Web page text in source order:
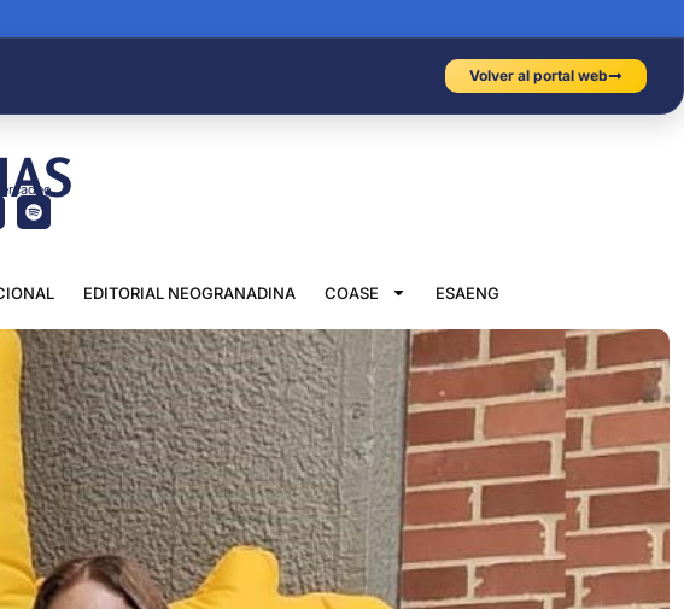
Volver al portal web
EDITORIAL NEOGRANADINA COASE ESAENG